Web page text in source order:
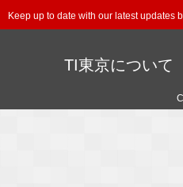
Keep up to date with our latest updates
TI東京について